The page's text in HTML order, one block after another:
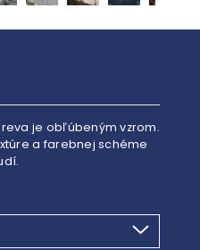
je obľúbeným vzrom.
a farebnej schéme